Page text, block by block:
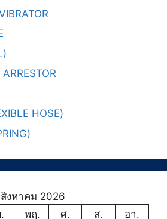
HOSE)
สิงหาคม 2026
พฤ. ศ. ส.
อา.